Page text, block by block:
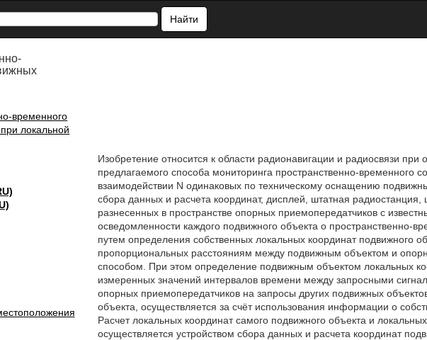
Найти
Изобретение относится к области радионавигации и радиосвязи
предлагаемого способа мониторинга пространственно-временного
взаимодействии N одинаковых по техническому оснащению
сбора данных и расчета координат, дисплей, штатная
разнесенных в пространстве опорных приемопередатчиков с
осведомленности каждого подвижного объекта о пространственно-
путем определения собственных локальных координат подвижного
пропорциональных расстояниям между подвижным объектом и
способом. При этом определение подвижным объектом локальных
измеренных значений интервалов времени между запросными
опорных приемопередатчиков на запросы других подвижных
объекта, осуществляется за счёт использования информации о
Расчет локальных координат самого подвижного объекта и
осуществляется устройством сбора данных и расчета координат